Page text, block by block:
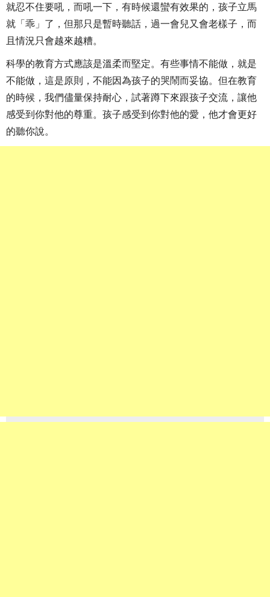
就忍不住要吼，而吼一下，有時候還蠻有效果的，孩子立馬
就「乖」了，但那只是暫時聽話，過一會兒又會老樣子，而
且情況只會越來越糟。
科學的教育方式應該是溫柔而堅定。有些事情不能做，就是
不能做，這是原則，不能因為孩子的哭鬧而妥協。但在教育
的時候，我們儘量保持耐心，試著蹲下來跟孩子交流，讓他
感受到你對他的尊重。孩子感受到你對他的愛，他才會更好
的聽你說。